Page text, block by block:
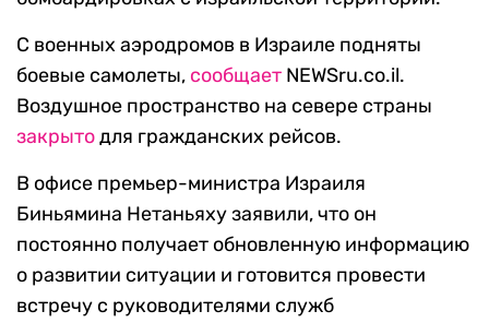
С военных аэродромов в Израиле подняты
боевые самолеты, сообщает NEWSru.co.il.
Воздушное пространство на севере страны
закрытодля гражданских рейсов.
В офисе премьер-министра Израиля
Биньямина Нетаньяху заявили, что он
постоянно получает обновленную информацию
о развитии ситуации и готовится провести
встречу с руководителями служб